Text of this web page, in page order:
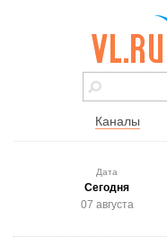
vl.ru - сайт
города
Каналы
Дата
Сегодня
07 августа